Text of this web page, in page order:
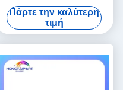
υλικών για την παραγωγή
υλικών για την παραγωγή
υλικών
Πάρτε την καλύτερη
τιμή